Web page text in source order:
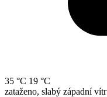
35 °C 19 °C
zataženo, slabý západní vítr